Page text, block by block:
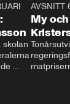
24:30
skolan
AVSNITT
My